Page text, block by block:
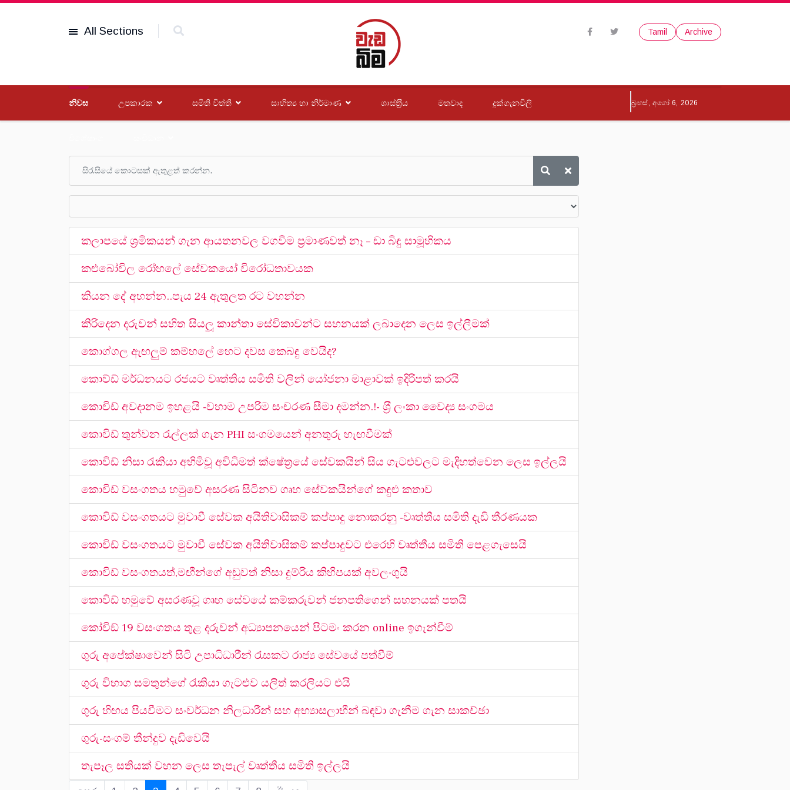
All Sections Tamil Archive
නිවස උපකාරක සමිති විත්ති සාහිත්‍ය හා නිර්මාණ ශාස්ත‍්‍රීය මතවාද දුක්ගැනවිලි බ්‍රහස්, අගෝ 6, 2026
කලාපයේ ශ්‍රමිකයන් ගැන ආයතනවල වගවීම ප්‍රමාණවත් නෑ – ඩා බිඳු සාමූහිකය
කළුබෝවිල රෝහලේ සේවකයෝ විරෝධතාවයක
කියන දේ අහන්න..පැය 24 ඇතුලත රට වහන්න
කිරිදෙන දරුවන් සහිත සියලූ කාන්තා සේවිකාවන්ට සහනයක් ලබාදෙන ලෙස ඉල්ලීමක්
කොග්ගල ඇඟලුම් කම්හලේ හෙට දවස කෙබඳු වෙයිද?
කොව්ඩ් මර්ධනයට රජයට වෘත්තිය සමිති වලින් යෝජනා මාළාවක් ඉදිරිපත් කරයි
කොවිඩ් අවදානම ඉහළයි -වහාම උපරිම සංචරණ සීමා දමන්න.!- ශ‍්‍රී ලංකා වෛද්‍ය සංගමය
කොවිඩ් තුන්වන රැල්ලක් ගැන PHI සංගමයෙන් අනතුරු හැඟවීමක්
කොවිඩ් නිසා රැකියා අහිමිවූ අවිධිමත් ක්ෂේත්‍රයේ සේවකයින් සිය ගැටළුවලට මැදිහත්වෙන ලෙස ඉල්ලයි
කොවිඩ් වසංගතය හමුවේ අසරණ සිටිනව ගෘහ සේවකයින්ගේ කඳුළු කතාව
කොවිඩ් වසංගතයට මුවාවී සේවක අයිතිවාසිකම් කප්පාදු නොකරනු -වෘත්තීය සමිති දැඩි තීරණයක
කොවිඩ් වසංගතයට මුවාවී සේවක අයිතිවාසිකම් කප්පාදුවට එරෙහි වෘත්තීය සමිති පෙළගැසෙයි
කොවිඩ් වසංගතයත්,මඟීන්ගේ අඩුවත් නිසා දුම්රිය කිහිපයක් අවලංගුයි
කොවිඩ් හමුවේ අසරණවූ ගෘහ සේවයේ කම්කරුවන් ජනපතිගෙන් සහනයක් පතයි
කෝවිඞ් 19 වසංගතය තුළ දරුවන් අධ්‍යාපනයෙන් පිටමං කරන online ඉගැන්වීම්
ගුරු අපේක්ෂාවෙන් සිටි උපාධිධාරීන් රැසකට රාජ්‍ය සේවයේ පත්වීම්
ගුරු විභාග සමතුන්ගේ රැකියා ගැටළුව යලිත් කරලියට එයි
ගුරු හිඟය පියවීමට සංවර්ධන නිලධාරීන් සහ අභ්‍යාසලාභීන් බඳවා ගැනීම ගැන සාකච්ඡා
ගුරු-සංගම් තීන්දුව දැඩිවෙයි
තැපෑල සතියක් වහන ලෙස තැපැල් වෘත්තීය සමිති ඉල්ලයි